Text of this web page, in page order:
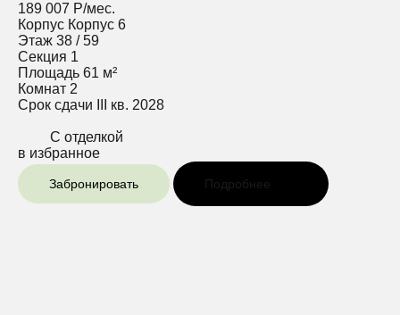
189 007 Р/мес.
Корпус Корпус 6
Этаж 38 / 59
Секция 1
Площадь 61 м²
Комнат 2
Срок сдачи
III кв. 2028
С отделкой
в избранное
Забронировать Подробнее